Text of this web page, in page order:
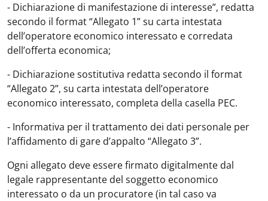
- Dichiarazione di manifestazione di interesse”, redatta
secondo il format “Allegato 1” su carta intestata
dell’operatore economico interessato e corredata
dell’offerta economica;
- Dichiarazione sostitutiva redatta secondo il format
“Allegato 2”, su carta intestata dell’operatore
economico interessato, completa della casella PEC.
- Informativa per il trattamento dei dati personale per
l’affidamento di gare d’appalto “Allegato 3”.
Ogni allegato deve essere firmato digitalmente dal
legale rappresentante del soggetto economico
interessato o da un procuratore (in tal caso va